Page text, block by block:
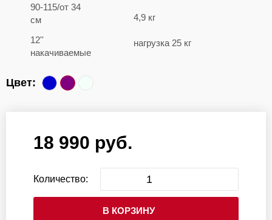
90-115/от 34
см
12''
накачиваемые
4,9 кг
нагрузка 25 кг
Цвет:
18 990 руб.
Количество:
В КОРЗИНУ